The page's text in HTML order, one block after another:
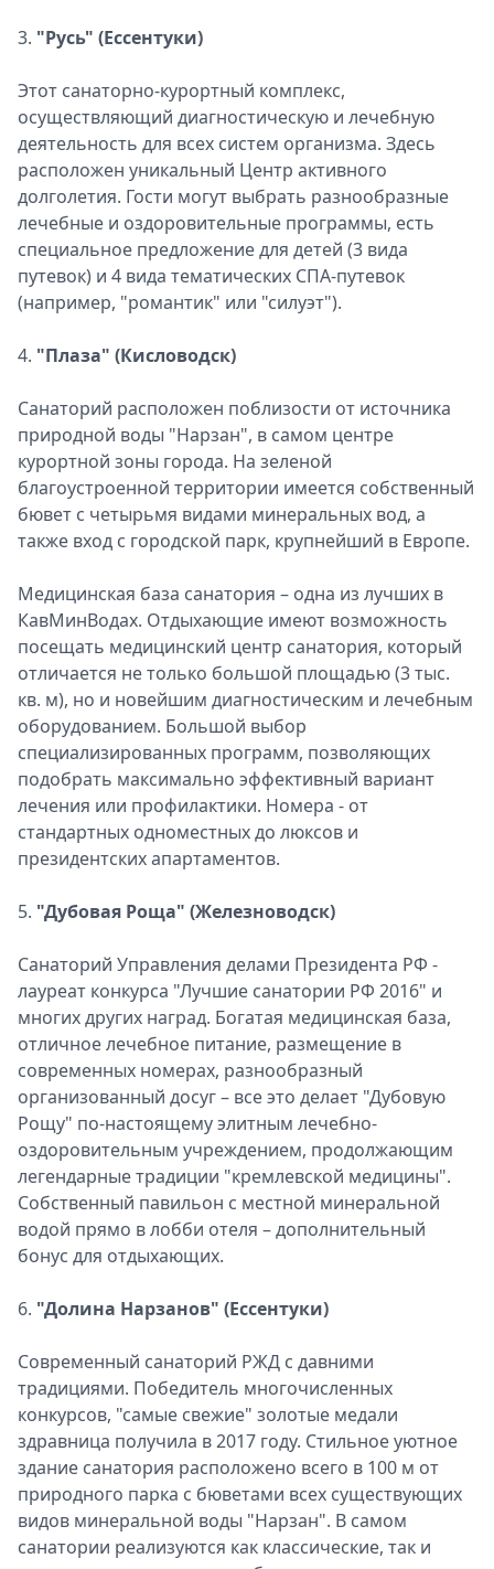
3. "Русь" (Ессентуки)
Этот санаторно-курортный комплекс,
осуществляющий диагностическую и лечебную
деятельность для всех систем организма. Здесь
расположен уникальный Центр активного
долголетия. Гости могут выбрать разнообразные
лечебные и оздоровительные программы, есть
специальное предложение для детей (3 вида
путевок) и 4 вида тематических СПА-путевок
(например, "романтик" или "силуэт").
4. "Плаза" (Кисловодск)
Санаторий расположен поблизости от источника
природной воды "Нарзан", в самом центре
курортной зоны города. На зеленой
благоустроенной территории имеется собственный
бювет с четырьмя видами минеральных вод, а
также вход с городской парк, крупнейший в Европе.
Медицинская база санатория – одна из лучших в
КавМинВодах. Отдыхающие имеют возможность
посещать медицинский центр санатория, который
отличается не только большой площадью (3 тыс.
кв. м), но и новейшим диагностическим и лечебным
оборудованием. Большой выбор
специализированных программ, позволяющих
подобрать максимально эффективный вариант
лечения или профилактики. Номера - от
стандартных одноместных до люксов и
президентских апартаментов.
5. "Дубовая Роща" (Железноводск)
Санаторий Управления делами Президента РФ -
лауреат конкурса "Лучшие санатории РФ 2016" и
многих других наград. Богатая медицинская база,
отличное лечебное питание, размещение в
современных номерах, разнообразный
организованный досуг – все это делает "Дубовую
Рощу" по-настоящему элитным лечебно-
оздоровительным учреждением, продолжающим
легендарные традиции "кремлевской медицины".
Собственный павильон с местной минеральной
водой прямо в лобби отеля – дополнительный
бонус для отдыхающих.
6. "Долина Нарзанов" (Ессентуки)
Современный санаторий РЖД с давними
традициями. Победитель многочисленных
конкурсов, "самые свежие" золотые медали
здравница получила в 2017 году. Стильное уютное
здание санатория расположено всего в 100 м от
природного парка с бюветами всех существующих
видов минеральной воды "Нарзан". В самом
санатории реализуются как классические, так и